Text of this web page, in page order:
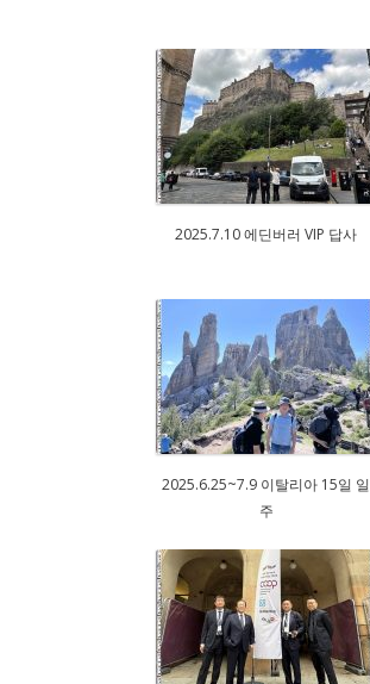
2025.7.10 에딘버러 VIP 답사
2025.6.25~7.9 이탈리아 15일 일
주